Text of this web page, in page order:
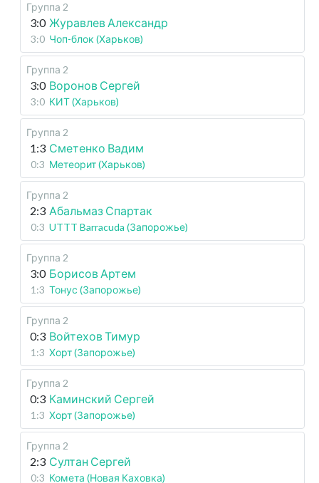
Группа 2
3:0 Журавлев Александр
3:0 Чоп-блок (Харьков)
Группа 2
3:0 Воронов Сергей
3:0 КИТ (Харьков)
Группа 2
1:3 Сметенко Вадим
0:3 Метеорит (Харьков)
Группа 2
2:3 Абальмаз Спартак
0:3 UTTT Barracuda (Запорожье)
Группа 2
3:0 Борисов Артем
1:3 Тонус (Запорожье)
Группа 2
0:3 Войтехов Тимур
1:3 Хорт (Запорожье)
Группа 2
0:3 Каминский Сергей
1:3 Хорт (Запорожье)
Группа 2
2:3 Султан Сергей
0:3 Комета (Новая Каховка)